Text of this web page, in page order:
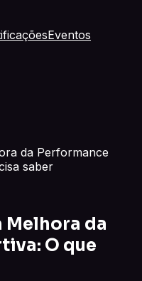
Eventos
da Performance
saber
Melhora da
O que